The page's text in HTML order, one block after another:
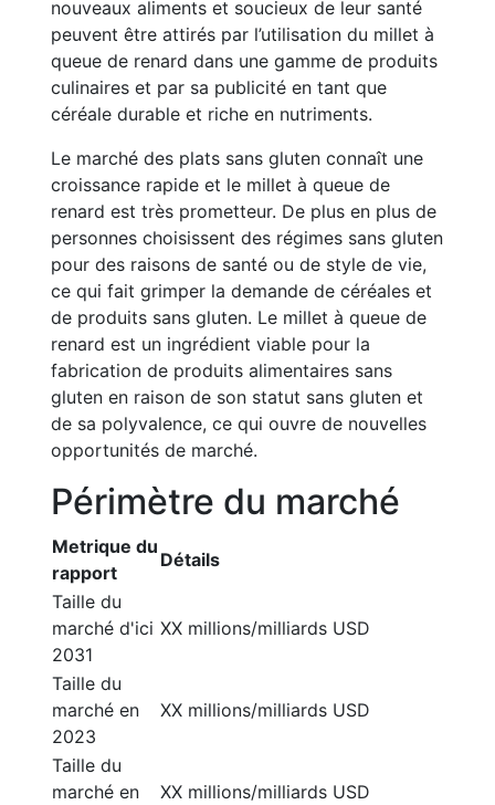
nouveaux aliments et soucieux de leur santé
peuvent être attirés par l’utilisation du millet à
queue de renard dans une gamme de produits
culinaires et par sa publicité en tant que
céréale durable et riche en nutriments.
Le marché des plats sans gluten connaît une
croissance rapide et le millet à queue de
renard est très prometteur. De plus en plus de
personnes choisissent des régimes sans gluten
pour des raisons de santé ou de style de vie,
ce qui fait grimper la demande de céréales et
de produits sans gluten. Le millet à queue de
renard est un ingrédient viable pour la
fabrication de produits alimentaires sans
gluten en raison de son statut sans gluten et
de sa polyvalence, ce qui ouvre de nouvelles
opportunités de marché.
Périmètre du marché
Metrique du
rapport
Détails
Taille du
marché d'ici
2031
XX millions/milliards USD
Taille du
marché en
2023
XX millions/milliards USD
Taille du
marché en
XX millions/milliards USD